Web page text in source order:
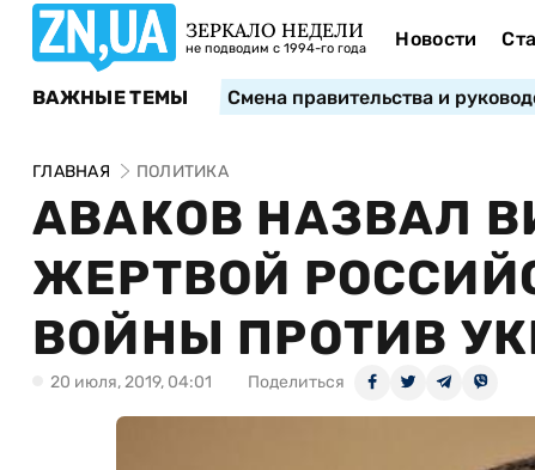
ЗЕРКАЛО НЕДЕЛИ
не подводим с 1994-го года Новости
ВАЖНЫЕ ТЕМЫ Смена правительства и
ГЛАВНАЯ ПОЛИТИКА
АВАКОВ НАЗВАЛ
ЖЕРТВОЙ
ВОЙНЫ ПРОТИВ
20 июля, 2019, 04:01 Поделиться